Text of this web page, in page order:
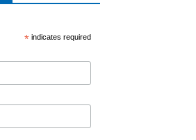
* indicates required